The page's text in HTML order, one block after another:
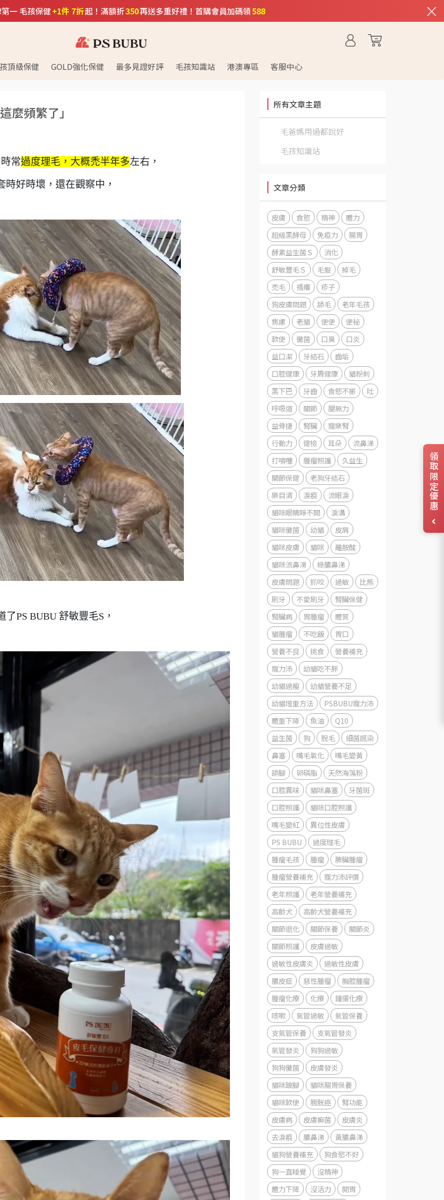
一 毛孩保健+1件 7折起！滿額折350再送多重好禮！首購會員加碼領588 ×
頂級保健 GOLD強化保健 最多見證好評 毛孩知識站 港澳專區 客服中心
麼頻繁了」
常過度理毛，大概禿半年多左右，
時好時壞，還在觀察中，
了PS BUBU 舒敏豐毛S，
所有文章主題
毛爸媽用過都說好
毛孩知識站
文章分類
皮膚 食慾 精神
體力
超級黑酵母
免疫力
腸胃
酵素益生菌Ｓ
消化
舒敏豐毛Ｓ
毛髮
掉毛
禿毛
搔癢
疹子
狗皮膚問題
舔毛
老年毛孩
焦慮
老貓 便便
便秘
軟便
黴菌 口臭
口炎
益口潔
牙結石
齒垢
口腔健康
牙周健康
貓粉刺
黑下巴
牙齒 食慾不振
吐
呼吸道
關節
腿無力
益骨捷
腎臟
寵樂腎
行動力
健檢 耳朵
流鼻涕
打噴嚏
腫瘤照護
久益生
關節保健
老狗牙結石
樂目清
淚痕
流眼淚
貓咪眼睛睜不開
淚溝
貓咪黴菌
幼貓
皮屑
貓咪皮膚
貓咪
離胺酸
貓咪流鼻涕
綠膿鼻涕
皮膚問題
抓咬 過敏
比熊
刷牙
不愛刷牙
腎臟保健
腎臟病
胃腫瘤
體質
貓腫瘤
不吃飯
胃口
營養不良
挑食
營養補充
寵力沛
幼貓吃不胖
幼貓過瘦
幼貓營養不足
幼貓增重方法
PSBUBU寵力沛
體重下降
魚油
Q10
益生菌
狗 脫毛
細菌感染
鼻塞
嘴毛氧化
嘴毛變黃
舔腳
卵磷脂
天然海藻粉
口腔異味
貓咪鼻塞
牙菌斑
口腔照護
貓咪口腔照護
嘴毛變紅
異位性皮膚
PS BUBU
過度理毛
腫瘤毛孩
腫瘤
脾臟腫瘤
腫瘤營養補充
寵力沛評價
老年照護
老年營養補充
高齡犬
高齡犬營養補充
關節退化
關節保養
關節炎
關節照護
皮膚過敏
過敏性皮膚炎
過敏性皮膚
膿皮症
惡性腫瘤
胸腔腫瘤
腫瘤化療
化療
鐘擺化療
咳嗽
氣管過敏
氣管保養
支氣管保養
支氣管發炎
氣管發炎
狗狗過敏
狗狗黴菌
皮膚發炎
貓咪跛腳
貓咪腸胃保養
貓咪軟便
膀胱癌
腎功能
皮膚病
皮膚癬菌
皮膚炎
去淚痕
膿鼻涕
黃膿鼻涕
貓狗營養補充
狗食慾不好
狗一直睡覺
沒精神
體力下降
沒活力
開胃
領取限定優惠